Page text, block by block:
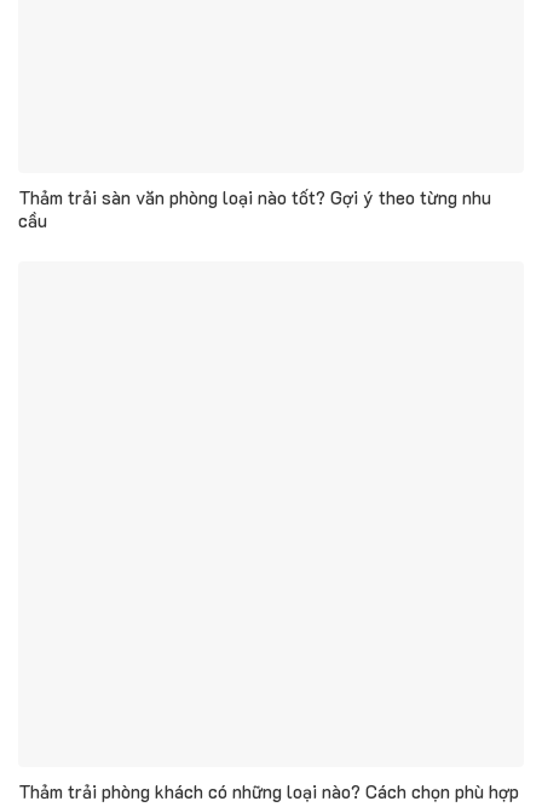
Thảm trải sàn văn phòng loại nào tốt? Gợi ý theo từng nhu
cầu
Thảm trải phòng khách có những loại nào? Cách chọn phù hợp